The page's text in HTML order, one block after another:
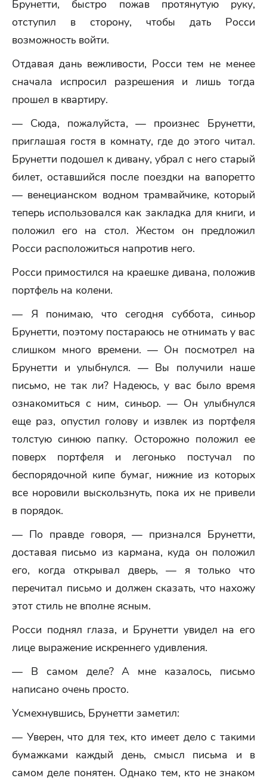
Брунетти, быстро пожав протянутую руку,
отступил в сторону, чтобы дать Росси
возможность войти.
Отдавая дань вежливости, Росси тем не менее
сначала испросил разрешения и лишь тогда
прошел в квартиру.
— Сюда, пожалуйста, — произнес Брунетти,
приглашая гостя в комнату, где до этого читал.
Брунетти подошел к дивану, убрал с него старый
билет, оставшийся после поездки на вапоретто
— венецианском водном трамвайчике, который
теперь использовался как закладка для книги, и
положил его на стол. Жестом он предложил
Росси расположиться напротив него.
Росси примостился на краешке дивана, положив
портфель на колени.
— Я понимаю, что сегодня суббота, синьор
Брунетти, поэтому постараюсь не отнимать у вас
слишком много времени. — Он посмотрел на
Брунетти и улыбнулся. — Вы получили наше
письмо, не так ли? Надеюсь, у вас было время
ознакомиться с ним, синьор. — Он улыбнулся
еще раз, опустил голову и извлек из портфеля
толстую синюю папку. Осторожно положил ее
поверх портфеля и легонько постучал по
беспорядочной кипе бумаг, нижние из которых
все норовили выскользнуть, пока их не привели
в порядок.
— По правде говоря, — признался Брунетти,
доставая письмо из кармана, куда он положил
его, когда открывал дверь, — я только что
перечитал письмо и должен сказать, что нахожу
этот стиль не вполне ясным.
Росси поднял глаза, и Брунетти увидел на его
лице выражение искреннего удивления.
— В самом деле? А мне казалось, письмо
написано очень просто.
Усмехнувшись, Брунетти заметил:
— Уверен, что для тех, кто имеет дело с такими
бумажками каждый день, смысл письма и в
самом деле понятен. Однако тем, кто не знаком